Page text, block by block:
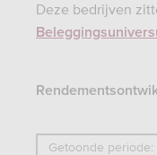
Deze bedrijven
Getoonde periode: